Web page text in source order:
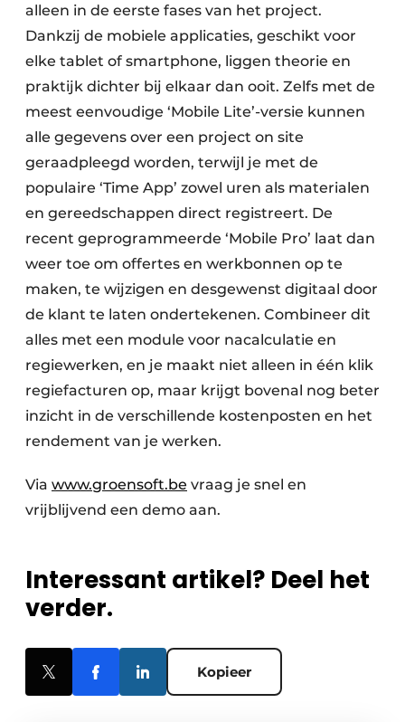
alleen in de eerste fases van het project.
Dankzij de mobiele applicaties, geschikt voor
elke tablet of smartphone, liggen theorie en
praktijk dichter bij elkaar dan ooit. Zelfs met de
meest eenvoudige ‘Mobile Lite’-versie kunnen
alle gegevens over een project on site
geraadpleegd worden, terwijl je met de
populaire ‘Time App’ zowel uren als materialen
en gereedschappen direct registreert. De
recent geprogrammeerde ‘Mobile Pro’ laat dan
weer toe om offertes en werkbonnen op te
maken, te wijzigen en desgewenst digitaal door
de klant te laten ondertekenen. Combineer dit
alles met een module voor nacalculatie en
regiewerken, en je maakt niet alleen in één klik
regiefacturen op, maar krijgt bovenal nog beter
inzicht in de verschillende kostenposten en het
rendement van je werken.
Via www.groensoft.be vraag je snel en
vrijblijvend een demo aan.
Interessant artikel? Deel het
verder.
Kopieer